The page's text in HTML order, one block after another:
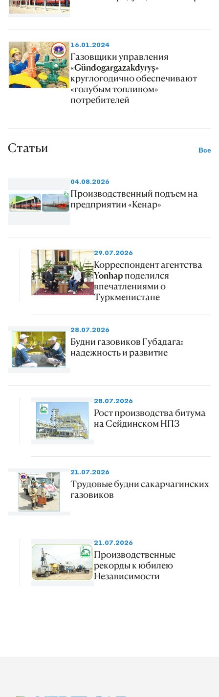
16.01.2024
Газовщики управления
«Gündogargazakdyryş»
круглогодично обеспечивают
«голубым топливом»
потребителей
Статьи Все
04.08.2026
Производственный подъем на
предприятии «Кенар»
29.07.2026
Корреспондент агентства
Yonhap поделился
впечатлениями о
Туркменистане
28.07.2026
Будни газовиков Губадага:
надежность и развитие
28.07.2026
Рост производства битума
на Сейдинском НПЗ
21.07.2026
Трудовые будни сакарчагинских
газовиков
21.07.2026
Производственные
рекорды к юбилею
Независимости